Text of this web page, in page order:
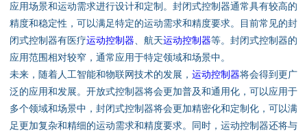
资料下载
行业新闻
资质荣誉
产品应用
应用场景和运动需求进行设计和定制。封闭式控制器通常具有较高的
精度和稳定性，可以满足特定的运动需求和精度要求。目前常见的封
闭式控制器有医疗运动控制器 、航天运动控制器等。封闭式控制器的
应用范围相对较窄，通常应用于特定领域和场景中。
未来，随着人工智能和物联网技术的发展， 运动控制器将会得到更广
泛的应用和发展。开放式控制器将会更加普及和通用化，可以应用于
多个领域和场景中，封闭式控制器将会更加精密化和定制化，可以满
足更加复杂和精细的运动需求和精度要求。同时，运动控制器还将与